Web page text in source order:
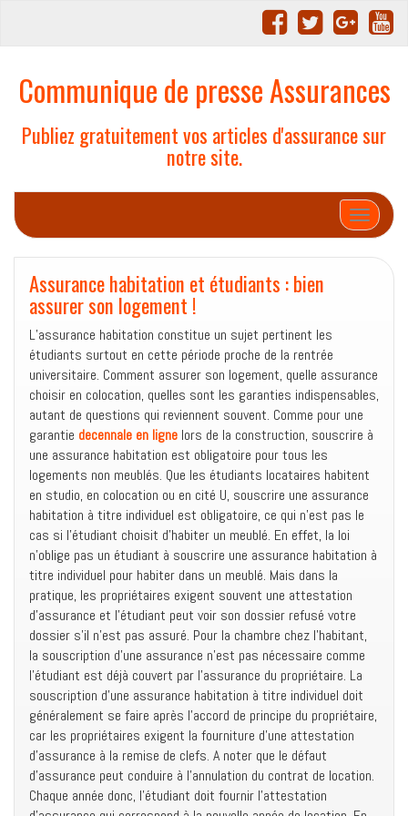
Communique de presse Assurances
Publiez gratuitement vos articles d'assurance sur
notre site.
Afficher/
Assurance habitation et étudiants : bien
assurer son logement !
L’assurance habitation constitue un sujet pertinent les
étudiants surtout en cette période proche de la rentrée
universitaire. Comment assurer son logement, quelle assurance
choisir en colocation, quelles sont les garanties indispensables,
autant de questions qui reviennent souvent. Comme pour une
garantie decennale en ligne lors de la construction, souscrire à
une assurance habitation est obligatoire pour tous les
logements non meublés. Que les étudiants locataires habitent
en studio, en colocation ou en cité U, souscrire une assurance
habitation à titre individuel est obligatoire, ce qui n’est pas le
cas si l’étudiant choisit d’habiter un meublé. En effet, la loi
n’oblige pas un étudiant à souscrire une assurance habitation à
titre individuel pour habiter dans un meublé. Mais dans la
pratique, les propriétaires exigent souvent une attestation
d’assurance et l’étudiant peut voir son dossier refusé votre
dossier s’il n’est pas assuré. Pour la chambre chez l’habitant,
la souscription d’une assurance n’est pas nécessaire comme
l’étudiant est déjà couvert par l’assurance du propriétaire. La
souscription d’une assurance habitation à titre individuel doit
généralement se faire après l’accord de principe du propriétaire,
car les propriétaires exigent la fourniture d’une attestation
d’assurance à la remise de clefs. A noter que le défaut
d’assurance peut conduire à l’annulation du contrat de location.
Chaque année donc, l’étudiant doit fournir l’attestation